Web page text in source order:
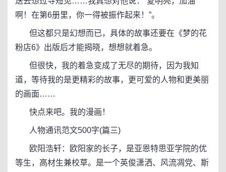
啊！在第6册里，你一得被振作起来！”。
但这都只是幻想而已，具体的故事还要在《梦的花
粉店6》出版后才能揭晓，想想就着急。
但很快，我的着急变成了无尽的期待，因为我知
道，等待我的是更精彩的故事，更可爱的人物和更美丽
的画面……
快点来吧。我的漫画！
人物通讯范文500字(篇三)
欧阳浩轩：欧阳家的长子，是亚恩特思亚学院的优
等生，高材生兼校草。是一个英俊潇洒、风流凋党、斯